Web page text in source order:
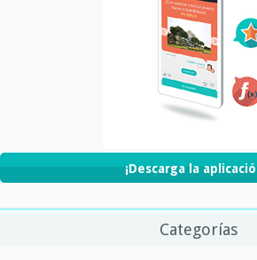
¡Descarga la
Categorías